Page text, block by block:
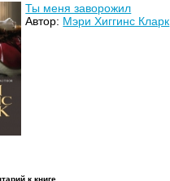
Ты меня заворожил
Автор: Мэри Хиггинс Кларк
к книге